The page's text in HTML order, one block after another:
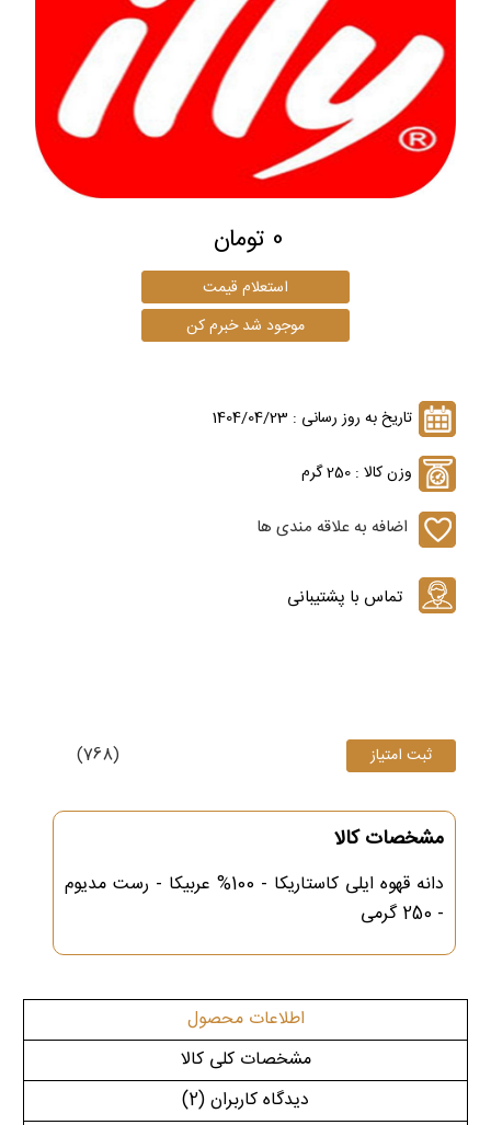
0 تومان
تاریخ به روز رسانی : 1404/04/23
وزن کالا : 250 گرم
اضافه به علاقه مندی ها
(768)
مشخصات کالا
دانه قهوه ایلی کاستاریکا - 100% عربیکا - رست مدیوم
- 250 گرمی
اطلاعات محصول
مشخصات کلی کالا
دیدگاه کاربران(2)